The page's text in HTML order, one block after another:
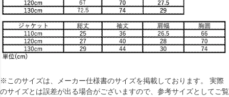
※このサイズは、メーカー仕様書のサイズを掲載しております。 実際
のサイズとは誤差が出る場合がございますので、参考サイズとしてご覧